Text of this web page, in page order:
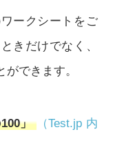
ークシートをご
きだけでなく、
できます。
100」（Test.jp 内